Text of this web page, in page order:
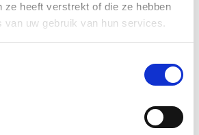
ze heeft verstrekt of die ze hebben
van uw gebruik van hun services.
bij te kopen